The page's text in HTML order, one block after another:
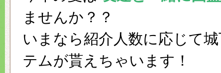
ませんか？？
いまなら紹介人数に応じて
テムが貰えちゃいます！